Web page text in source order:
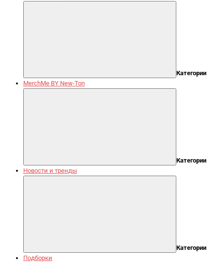
Категории
MerchMe BY New-Ton
Категории
Новости и тренды
Категории
Подборки